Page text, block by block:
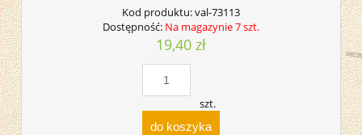
Kod produktu:val-73113
Dostępność: Na magazynie 7 szt.
19,40 zł
szt.
do koszyka